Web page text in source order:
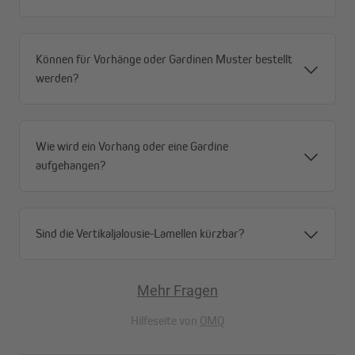
Schafft ein angenehmes Raumklima und spart Energie
Können für Vorhänge oder Gardinen Muster bestellt
werden?
Wie wird ein Vorhang oder eine Gardine
aufgehangen?
Sind die Vertikaljalousie-Lamellen kürzbar?
Mehr Fragen
Hilfeseite von OMQ